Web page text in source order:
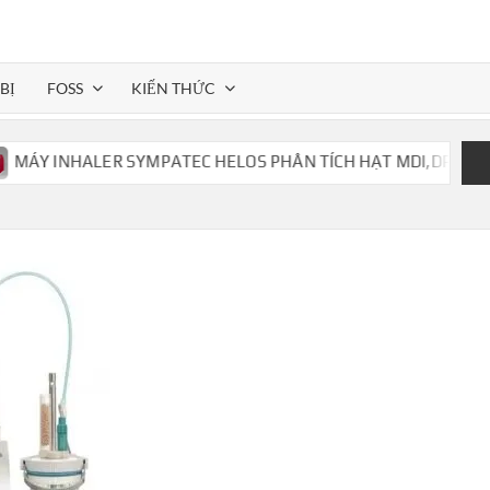
FOSS KIẾN THỨC
INHALER SYMPATEC HELOS PHÂN TÍCH HẠT MDI,DPI,..